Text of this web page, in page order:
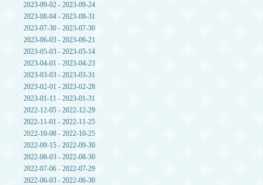
2023-09-02 - 2023-09-24
2023-08-04 - 2023-08-31
2023-07-30 - 2023-07-30
2023-06-03 - 2023-06-21
2023-05-03 - 2023-05-14
2023-04-01 - 2023-04-23
2023-03-03 - 2023-03-31
2023-02-01 - 2023-02-28
2023-01-11 - 2023-01-31
2022-12-05 - 2022-12-29
2022-11-01 - 2022-11-25
2022-10-08 - 2022-10-25
2022-09-15 - 2022-09-30
2022-08-03 - 2022-08-30
2022-07-06 - 2022-07-29
2022-06-03 - 2022-06-30